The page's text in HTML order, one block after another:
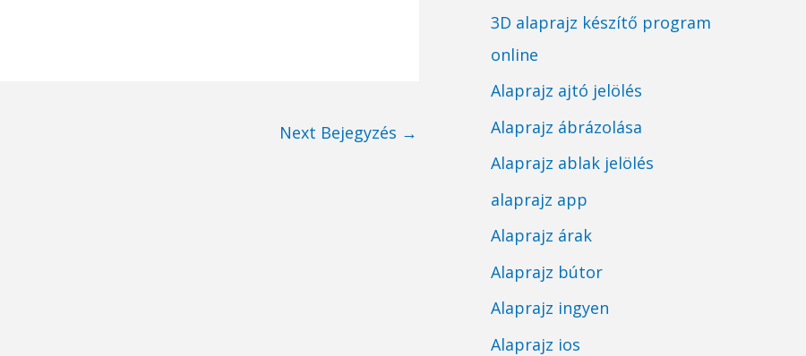
Next Bejegyzés →
3D alaprajz készítő program
online
Alaprajz ajtó jelölés
Alaprajz ábrázolása
Alaprajz ablak jelölés
alaprajz app
Alaprajz árak
Alaprajz bútor
Alaprajz ingyen
Alaprajz ios